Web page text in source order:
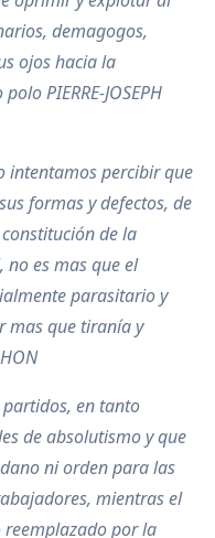
demagogos,
ojos hacia la
PIERRE-JOSEPH
intentamos percibir que
formas y defectos, de
de la
es mas que el
parasitario y
mas que tiranía y
en tanto
de absolutismo y que
ni orden para las
mientras el
por la